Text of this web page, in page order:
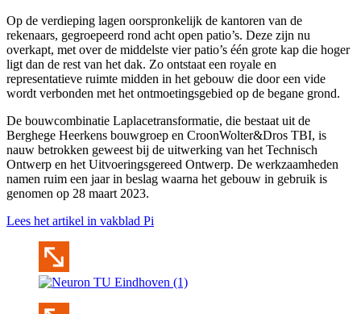
Op de verdieping lagen oorspronkelijk de kantoren van de
rekenaars, gegroepeerd rond acht open patio’s. Deze zijn nu
overkapt, met over de middelste vier patio’s één grote kap die hoger
ligt dan de rest van het dak. Zo ontstaat een royale en
representatieve ruimte midden in het gebouw die door een vide
wordt verbonden met het ontmoetingsgebied op de begane grond.
De bouwcombinatie Laplacetransformatie, die bestaat uit de
Berghege Heerkens bouwgroep en CroonWolter&Dros TBI, is
nauw betrokken geweest bij de uitwerking van het Technisch
Ontwerp en het Uitvoeringsgereed Ontwerp. De werkzaamheden
namen ruim een jaar in beslag waarna het gebouw in gebruik is
genomen op 28 maart 2023.
Lees het artikel in vakblad Pi